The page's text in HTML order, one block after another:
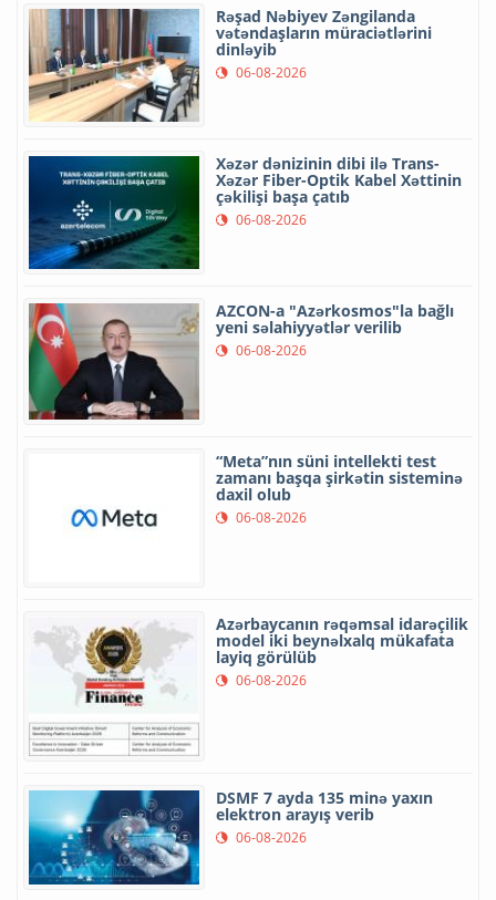
Rəşad Nəbiyev Zəngilanda
vətəndaşların müraciətlərini
dinləyib
06-08-2026
Xəzər dənizinin dibi ilə Trans-
Xəzər Fiber-Optik Kabel Xəttinin
çəkilişi başa çatıb
06-08-2026
AZCON-a "Azərkosmos"la bağlı
yeni səlahiyyətlər verilib
06-08-2026
“Meta”nın süni intellekti test
zamanı başqa şirkətin sisteminə
daxil olub
06-08-2026
Azərbaycanın rəqəmsal idarəçilik
model iki beynəlxalq mükafata
layiq görülüb
06-08-2026
DSMF 7 ayda 135 minə yaxın
elektron arayış verib
06-08-2026